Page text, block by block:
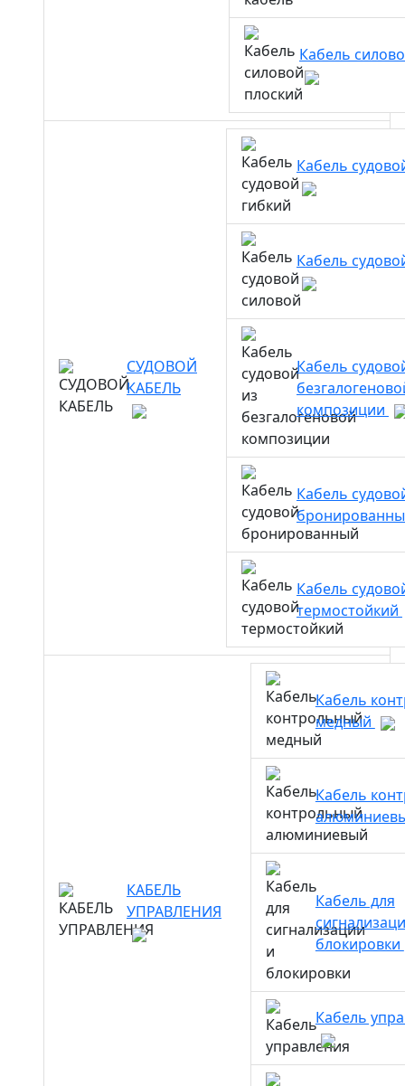
Кабель
СУДОВОЙ
КАБЕЛЬ
Кабель
Кабель
Кабель
композиции
Кабель
Кабель
термостойкий
КАБЕЛЬ
УПРАВЛЕНИЯ
Кабель
медный
Кабель
Кабель для
блокировки
Кабель